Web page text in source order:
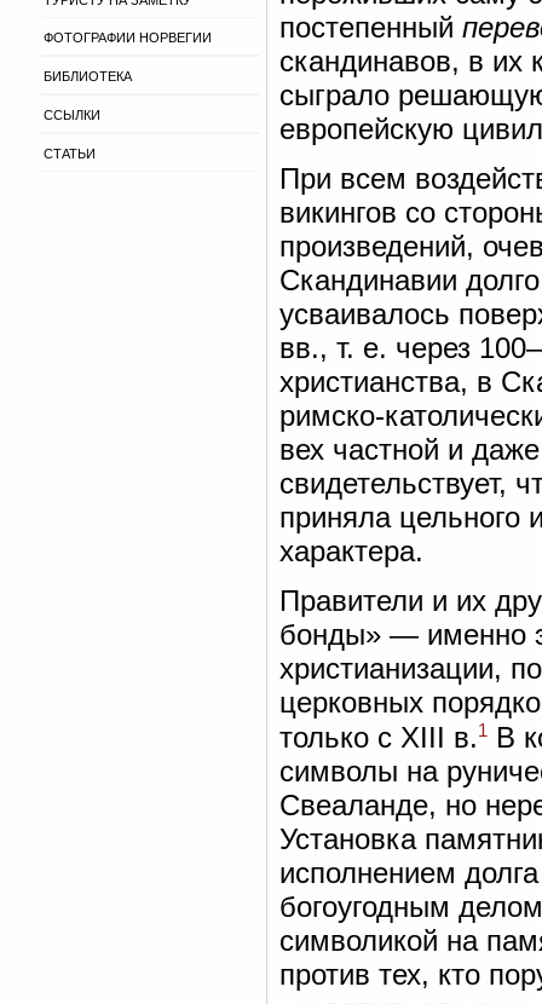
ФОТОГРАФИИ НОРВЕГИИ
БИБЛИОТЕКА
ССЫЛКИ
СТАТЬИ
постепенный
скандинавов, в их
сыграло решающую
европейскую
При всем
викингов со
произведений,
Скандинавии
усваивалось
вв., т. е. через
христианства, в
римско-
вех частной и
свидетельствует,
приняла цельного
характера.
Правители и их
бонды» — именно
христианизации,
церковных
только с XIII в.1 В
символы на
Свеаланде, но
Установка
исполнением
богоугодным
символикой на
против тех, кто